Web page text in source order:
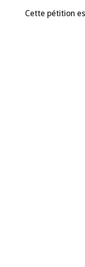
Cette pétition